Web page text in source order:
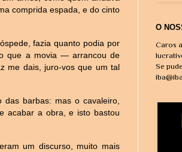
comprida espada, e do cinto
fazia quanto podia por
que a movia — arrancou de
me dais, juro-vos que um tal
barbas: mas o cavaleiro,
acabar a obra, e isto bastou
um discurso, muito mais
O
Caros
Se